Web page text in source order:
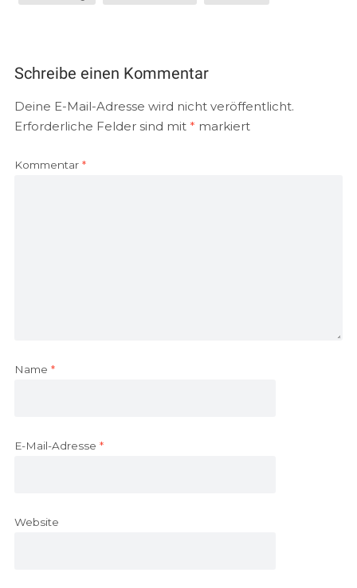
Schreibe einen Kommentar
Deine E-Mail-Adresse wird nicht veröffentlicht.
Erforderliche Felder sind mit * markiert
Kommentar *
Name *
E-Mail-Adresse *
Website